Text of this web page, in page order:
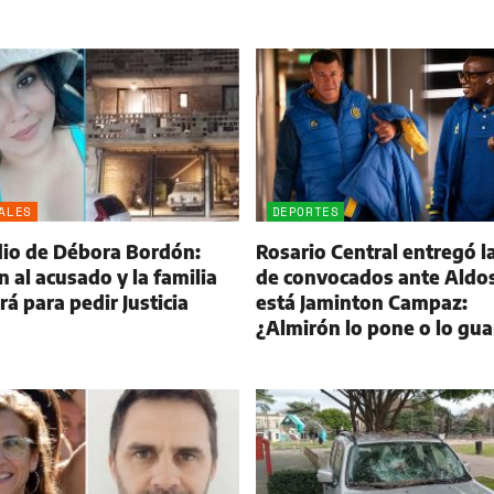
de Débora Bordón:
al acusado y la familia
para pedir Justicia
DEPORTES
Rosario Central entregó
de convocados ante
está Jaminton Campaz:
¿Almirón lo pone o lo